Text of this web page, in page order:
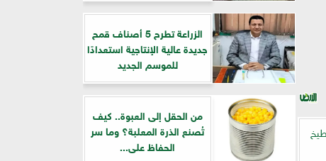
الزراعة تطرح 5 أصناف قمح
جديدة عالية الإنتاجية استعدادًا
للموسم الجديد
من الحقل إلى العبوة.. كيف
تُصنع الذرة المعلبة؟ وما سر
الحفاظ على...